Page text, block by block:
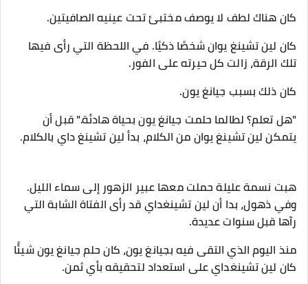
كان هناك لطف لا يوصف مختبئ تحت عينيه الصافيتين.
كان لين تشينغ يوان شخصًا ذكيًا. في اللحظة التي رأى فيها
تلك الرقة، زالت كل حيرته على الفور.
كان ذلك بسبب جيانغ يون.
"هل تعلم؟ لطالما حلمت جيانغ يون بحياة هادئة." قبل أن
يتمكن لين تشينغ يوان من الكلام، بدأ لين تشينغ داي بالكلام.
هبت نسمة عليلة حملت معها عبير الزهور إلى سماء الليل.
وفي ذهول، بدا أن لين تشينغداي قد رأى الفتاة الشابة التي
رآها قبل سنوات عديدة.
منذ اليوم الذي التقى فيه بجيانغ يون، كان حلم جيانغ يون شيئًا
كان لين تشينغداي على استعداد لتحقيقه بأي ثمن.